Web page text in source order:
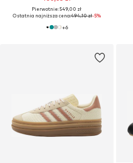
Pierwotnie: 549,00 zł
Ostatnia najniższa cena:494,10 zł-5%
+6